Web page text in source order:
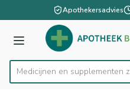
Ga naar de inhoudApothekersadvies
Menu
Product, merk, categorie...
Medicijnen en supplementen z